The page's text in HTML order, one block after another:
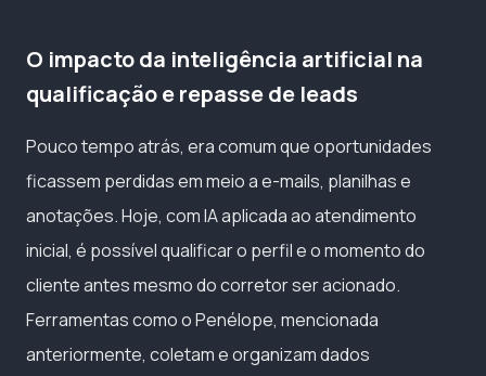
O impacto da inteligência artificial na
qualificação e repasse de leads
Pouco tempo atrás, era comum que oportunidades
ficassem perdidas em meio a e-mails, planilhas e
anotações. Hoje, com IA aplicada ao atendimento
inicial, é possível qualificar o perfil e o momento do
cliente antes mesmo do corretor ser acionado.
Ferramentas como o Penélope, mencionada
anteriormente, coletam e organizam dados